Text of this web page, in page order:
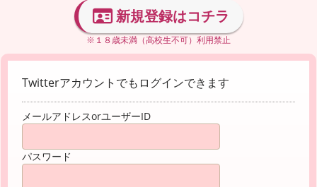
新規登録はコチラ
※１８歳未満（高校生不可）利用禁止
Twitterアカウントでもログインできます
メールアドレスorユーザーID
パスワード